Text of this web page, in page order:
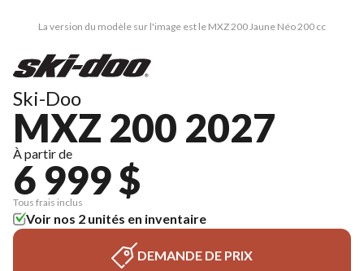
La version du modèle sur l'image est le MXZ 200 Jaune Néo 200 cc
Ski-Doo
MXZ 200 2027
À partir de
6 999 $
Tous frais inclus
Voir nos 2 unités en inventaire
DEMANDE DE PRIX